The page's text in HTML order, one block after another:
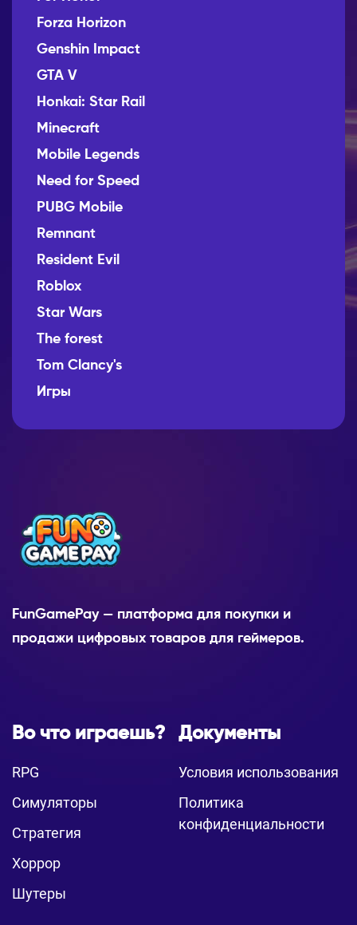
Forza Horizon
Genshin Impact
GTA V
Honkai: Star Rail
Minecraft
Mobile Legends
Need for Speed
PUBG Mobile
Remnant
Resident Evil
Roblox
Star Wars
The forest
Tom Clancy's
Игры
FunGamePay — платформа для покупки и
продажи цифровых товаров для геймеров.
Во что играешь?
RPG
Симуляторы
Стратегия
Хоррор
Шутеры
Документы
Условия использования
Политика
конфиденциальности